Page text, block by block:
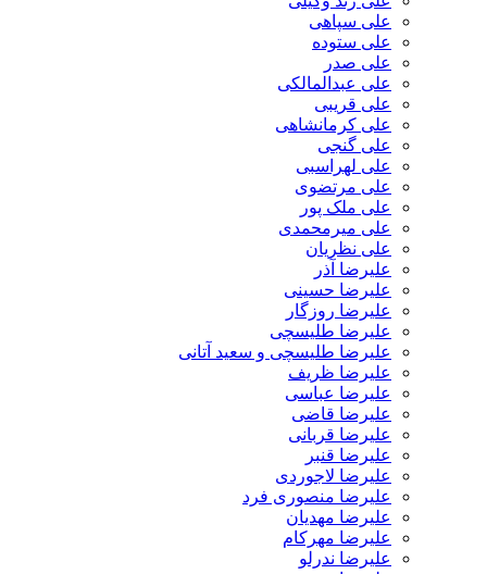
علی سپاهی
علی ستوده
علی صدر
علی عبدالمالکی
علی قریبی
علی کرمانشاهی
علی گنجی
علی لهراسبی
علی مرتضوی
علی ملک پور
علی میرمحمدی
علی نظریان
علیرضا آذر
علیرضا حسینی
علیرضا روزگار
علیرضا طلیسچی
علیرضا طلیسچی و سعید آتانی
علیرضا ظریف
علیرضا عباسی
علیرضا قاضی
علیرضا قربانی
علیرضا قنبر
علیرضا لاجوردی
علیرضا منصوری فرد
علیرضا مهدیان
علیرضا مهرکام
علیرضا ندرلو